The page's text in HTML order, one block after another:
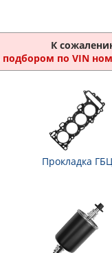
К
подбором по VIN
Прокладка ГБЦ